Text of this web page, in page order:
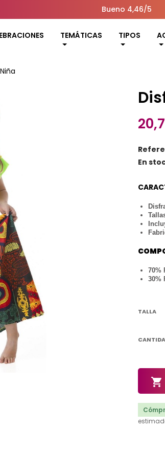
Bueno 4,46/5
TEMÁTICAS TIPOS
En
70%
30%
TALLA
